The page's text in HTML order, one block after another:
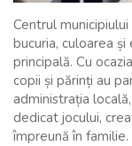
Centrul
bucuria, culoarea
principală. Cu
copii și părinți au
administrația
dedicat jocului,
împreună în familie.